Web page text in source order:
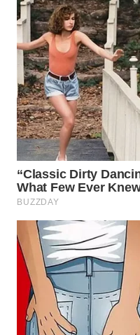
WN
LIKUPANG
WN
LABUANBAJO
WN
BORNEO
Wahana
Media
Group
WAHANA
NEWS
WAHANA
TANI